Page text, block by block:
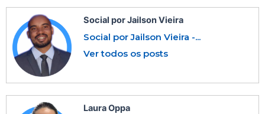
Social por Jailson Vieira
Social por Jailson Vieira -...
Ver todos os posts
Laura Oppa